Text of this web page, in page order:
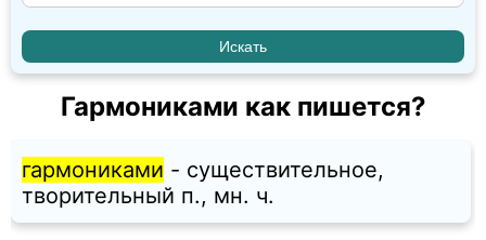
Гармониками как пишется?
гармониками - существительное,
творительный п., мн. ч.